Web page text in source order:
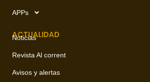
APPs
ACTUALIDAD
Noticias
Revista Al corrent
Avisos y alertas